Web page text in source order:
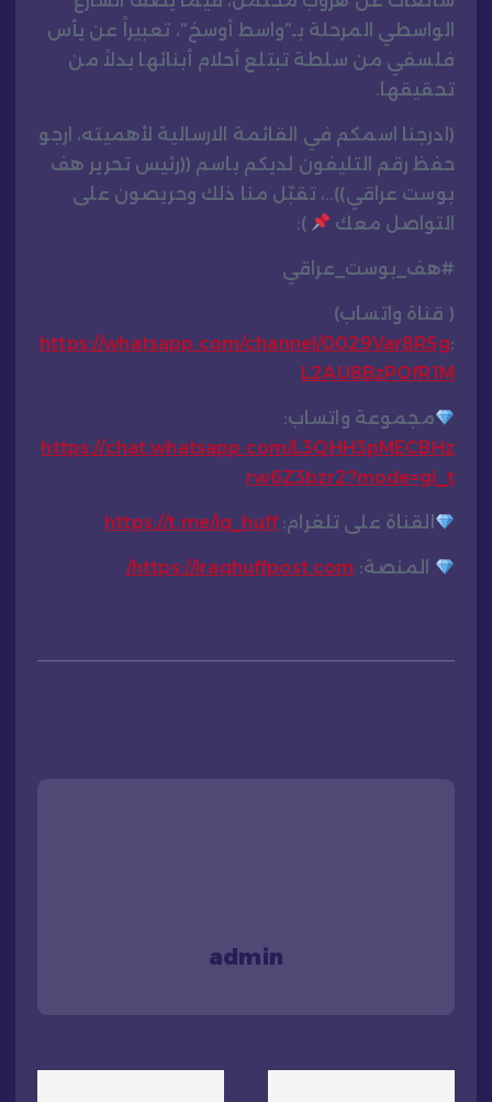
الواسطي المرحلة بـ”واسط أوسخ”، تعبيراً عن يأس
فلسفي من سلطة تبتلع أحلام أبنائها بدلاً من
تحقيقها.
(ادرجنا اسمكم في القائمة الارسالية لأهميته، ارجو
حفظ رقم التليفون لديكم باسم ((رئيس تحرير هف
بوست عراقي))..، تقبّل منا ذلك وحريصون على
التواصل معك
):
#هف_بوست_عراقي
( قناة واتساب)
:
https://whatsapp.com/channel/0029Var8RSg
L2AU8BzPOfR1M
مجموعة واتساب:
https://chat.whatsapp.com/L3QHH3pMECBHz
rw6Z3bzr2?mode=gi_t
القناة على تلغرام:https://t.me/iq_huff
المنصة: https://iraqhuffpost.com/
admin